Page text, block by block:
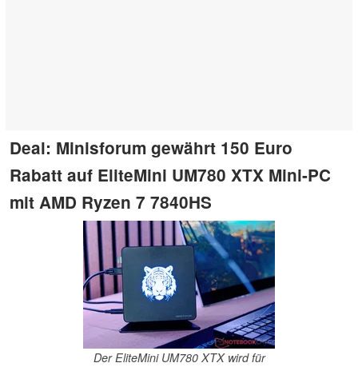
Deal: Minisforum gewährt 150 Euro
Rabatt auf EliteMini UM780 XTX Mini-PC
mit AMD Ryzen 7 7840HS
Der EliteMini UM780 XTX wird für